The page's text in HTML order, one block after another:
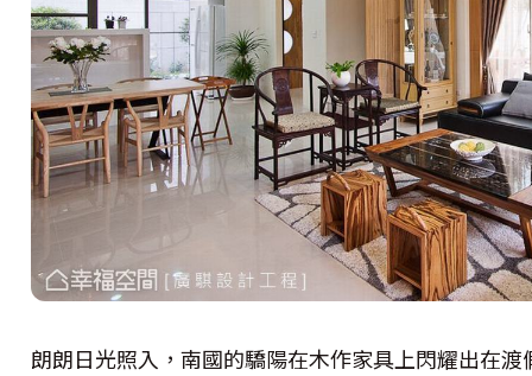
朗朗日光照入，南國的驕陽在木作家具上閃耀出在